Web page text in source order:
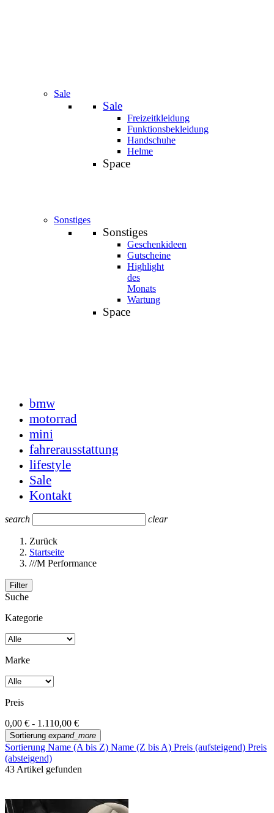
Sale
Sale
Freizeitkleidung
Funktionsbekleidung
Handschuhe
Helme
Space
Sonstiges
Sonstiges
Geschenkideen
Gutscheine
Highlight
des
Monats
Wartung
Space
bmw
motorrad
mini
fahrerausstattung
lifestyle
Sale
Kontakt
search clear
Zurück
Startseite
///M Performance
Filter
Suche
Kategorie
Marke
Preis
0,00 € - 1.110,00 €
Sortierung expand_more
Sortierung Name (A bis Z) Name (Z bis A) Preis (aufsteigend) Preis
(absteigend)
43 Artikel gefunden